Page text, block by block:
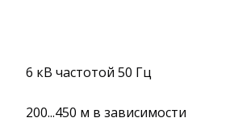
6 кВ частотой 50 Гц
200...450 м в зависимости